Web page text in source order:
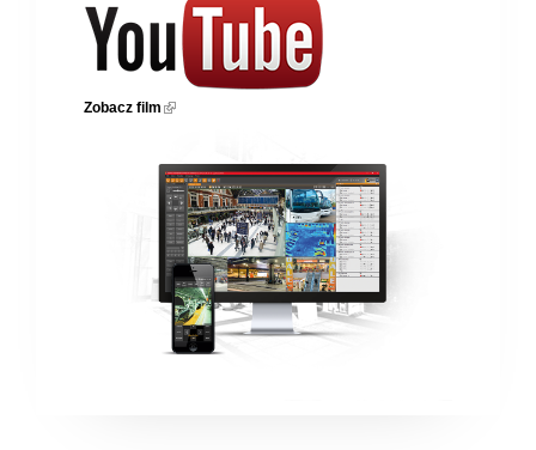
Zobacz film (link is external)